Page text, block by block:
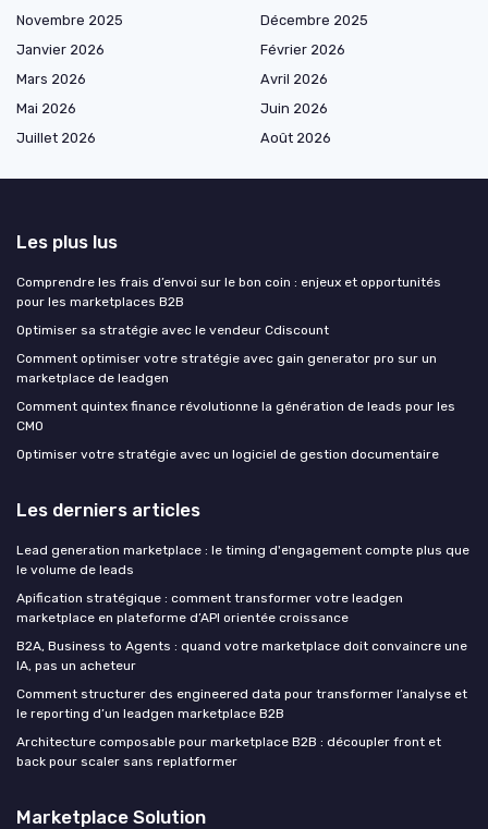
Novembre 2025
Décembre 2025
Janvier 2026
Février 2026
Mars 2026
Avril 2026
Mai 2026
Juin 2026
Juillet 2026
Août 2026
Les plus lus
Comprendre les frais d’envoi sur le bon coin : enjeux et opportunités
pour les marketplaces B2B
Optimiser sa stratégie avec le vendeur Cdiscount
Comment optimiser votre stratégie avec gain generator pro sur un
marketplace de leadgen
Comment quintex finance révolutionne la génération de leads pour les
CMO
Optimiser votre stratégie avec un logiciel de gestion documentaire
Les derniers articles
Lead generation marketplace : le timing d'engagement compte plus que
le volume de leads
Apification stratégique : comment transformer votre leadgen
marketplace en plateforme d’API orientée croissance
B2A, Business to Agents : quand votre marketplace doit convaincre une
IA, pas un acheteur
Comment structurer des engineered data pour transformer l’analyse et
le reporting d’un leadgen marketplace B2B
Architecture composable pour marketplace B2B : découpler front et
back pour scaler sans replatformer
Marketplace Solution